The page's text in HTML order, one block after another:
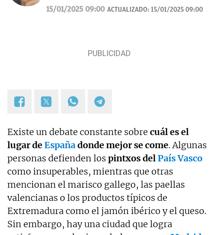
desde 2007.
15/01/2025 09:00 ACTUALIZADO: 15/01/2025 09:00
Existe un debate constante sobre cuál es el
lugar deEspañadonde mejor se come. Algunas
personas defienden los pintxos delPaís Vasco
como insuperables, mientras que otras
mencionan el marisco gallego, las paellas
valencianas o los productos típicos de
Extremadura como el jamón ibérico y el queso.
Sin embargo, hay una ciudad que logra